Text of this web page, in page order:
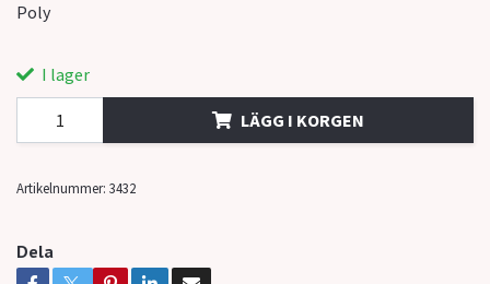
Poly
I lager
LÄGG I KORGEN
Artikelnummer: 3432
Dela